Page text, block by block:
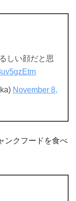
しい顔だと思
November 8,
ンクフードを食べ